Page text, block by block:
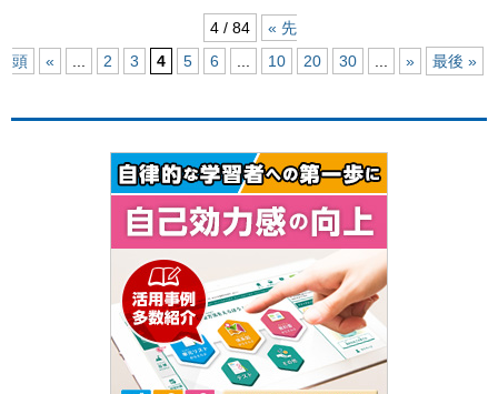
4 / 84
« 先
頭
« 2 3 4 5 6 10 20 30 » 最後 »